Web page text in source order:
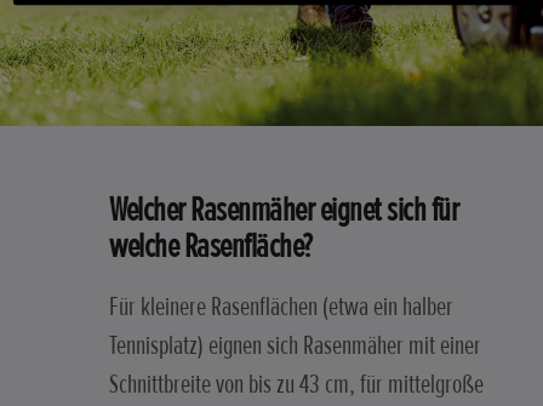
Welcher Rasenmäher eignet sich für
welche Rasenfläche?
Für kleinere Rasenflächen (etwa ein halber
Tennisplatz) eignen sich Rasenmäher mit einer
Schnittbreite von bis zu 43 cm, für mittelgroße